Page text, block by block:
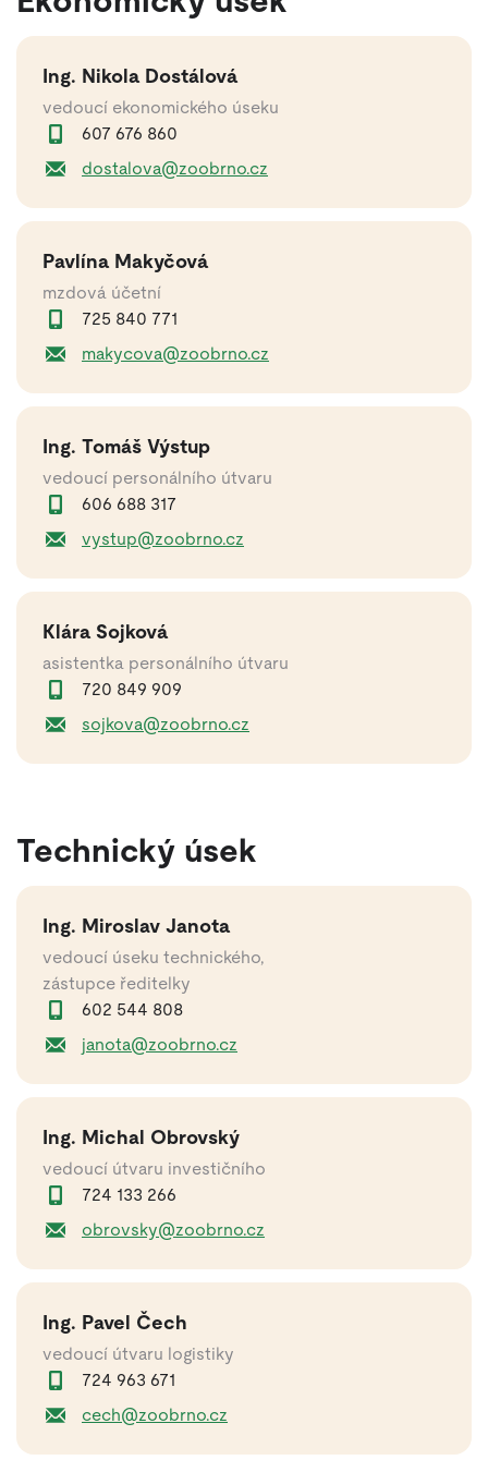
Ing. Nikola Dostálová
vedoucí ekonomického úseku
607 676 860
dostalova@zoobrno.cz
Pavlína Makyčová
mzdová účetní
725 840 771
makycova@zoobrno.cz
Ing. Tomáš Výstup
vedoucí personálního útvaru
606 688 317
vystup@zoobrno.cz
Klára Sojková
asistentka personálního útvaru
720 849 909
sojkova@zoobrno.cz
Technický úsek
Ing. Miroslav Janota
vedoucí úseku technického,
zástupce ředitelky
602 544 808
janota@zoobrno.cz
Ing. Michal Obrovský
vedoucí útvaru investičního
724 133 266
obrovsky@zoobrno.cz
Ing. Pavel Čech
vedoucí útvaru logistiky
724 963 671
cech@zoobrno.cz